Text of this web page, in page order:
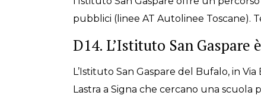
pubblici (linee AT Autolinee Toscane).
D14. L’Istituto San Gaspare
L’Istituto San Gaspare del Bufalo, in
Lastra a Signa che cercano una